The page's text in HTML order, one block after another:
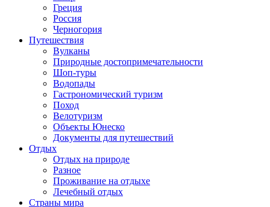
Греция
Россия
Черногория
Путешествия
Вулканы
Природные достопримечательности
Шоп-туры
Водопады
Гастрономический туризм
Поход
Велотуризм
Объекты Юнеско
Документы для путешествий
Отдых
Отдых на природе
Разное
Проживание на отдыхе
Лечебный отдых
Страны мира